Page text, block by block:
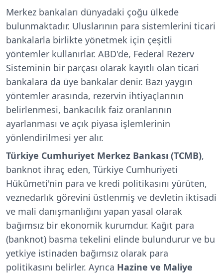
Merkez bankaları dünyadaki çoğu ülkede
bulunmaktadır. Uluslarının para sistemlerini ticari
bankalarla birlikte yönetmek için çeşitli
yöntemler kullanırlar. ABD'de, Federal Rezerv
Sisteminin bir parçası olarak kayıtlı olan ticari
bankalara da üye bankalar denir. Bazı yaygın
yöntemler arasında, rezervin ihtiyaçlarının
belirlenmesi, bankacılık faiz oranlarının
ayarlanması ve açık piyasa işlemlerinin
yönlendirilmesi yer alır.
Türkiye Cumhuriyet Merkez Bankası (TCMB),
banknot ihraç eden, Türkiye Cumhuriyeti
Hükûmeti'nin para ve kredi politikasını yürüten,
veznedarlık görevini üstlenmiş ve devletin iktisadi
ve mali danışmanlığını yapan yasal olarak
bağımsız bir ekonomik kurumdur. Kağıt para
(banknot) basma tekelini elinde bulundurur ve bu
yetkiye istinaden bağımsız olarak para
politikasını belirler. Ayrıca Hazine ve Maliye